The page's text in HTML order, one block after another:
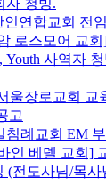
자 청빙.
연합교회 전
로스모어 교
Youth 사역자
울장로교회 교
고
침례교회 EM
인 베델 교회]
(전도사님/목사